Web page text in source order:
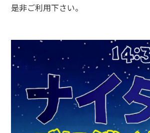
是非ご利用下さい。